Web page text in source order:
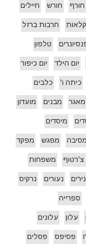
חורף חורש חיילים
חרבות ברזל
טלפון
יום הילד יום כיפור
כיתה ו' כלבים
מאגר מבנים מועדון
מיסדים
מסיבה מפגש מפקד
משפחות
נירים נעורים נרקיס
ספרייה
עלון עלונים
פסיפס פסלים